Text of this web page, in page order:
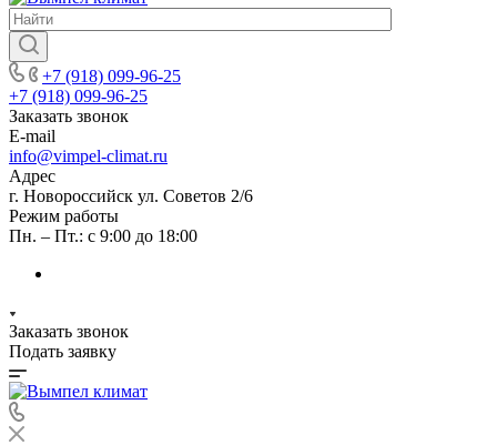
+7 (918) 099-96-25
+7 (918) 099-96-25
Заказать звонок
E-mail
info@vimpel-climat.ru
Адрес
г. Новороссийск ул. Советов 2/6
Режим работы
Пн. – Пт.: с 9:00 до 18:00
Заказать звонок
Подать заявку